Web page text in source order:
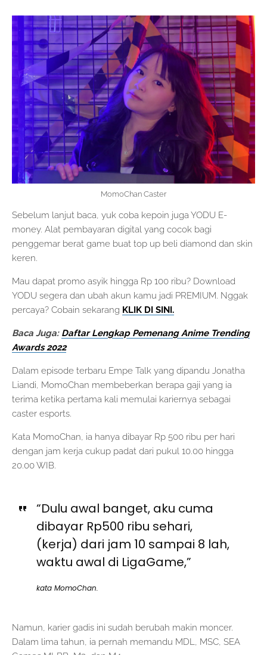
MomoChan Caster
Sebelum lanjut baca, yuk coba kepoin juga YODU E-
money. Alat pembayaran digital yang cocok bagi
penggemar berat game buat top up beli diamond dan skin
keren.
Mau dapat promo asyik hingga Rp 100 ribu? Download
YODU segera dan ubah akun kamu jadi PREMIUM. Nggak
percaya? Cobain sekarang KLIK DI SINI.
Baca Juga: Daftar Lengkap Pemenang Anime Trending
Awards 2022
Dalam episode terbaru Empe Talk yang dipandu Jonatha
Liandi, MomoChan membeberkan berapa gaji yang ia
terima ketika pertama kali memulai kariernya sebagai
caster esports.
Kata MomoChan, ia hanya dibayar Rp 500 ribu per hari
dengan jam kerja cukup padat dari pukul 10.00 hingga
20.00 WIB.
“Dulu awal banget, aku cuma
dibayar Rp500 ribu sehari,
(kerja) dari jam 10 sampai 8 lah,
waktu awal di LigaGame,”
kata MomoChan.
Namun, karier gadis ini sudah berubah makin moncer.
Dalam lima tahun, ia pernah memandu MDL, MSC, SEA